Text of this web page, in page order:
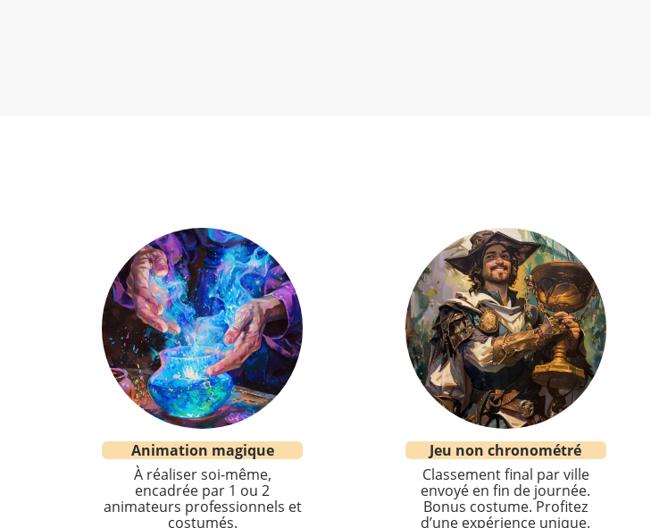
Animation magique
À réaliser soi-même,
encadrée par 1 ou 2
animateurs professionnels et
costumés.
Jeu non chronométré
Classement final par ville
envoyé en fin de journée.
Bonus costume. Profitez
d’une expérience unique.